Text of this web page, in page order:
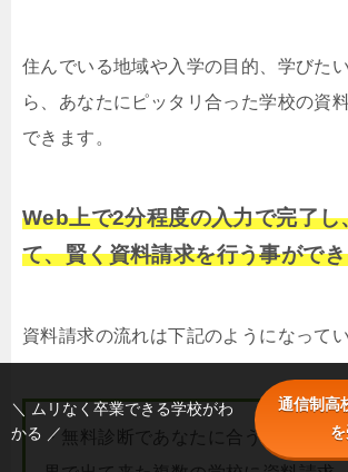
住んでいる地域や入学の目的、学びた
ら、あなたにピッタリ合った学校の資
できます。
Web上で2分程度の入力で完了し
て、賢く資料請求を行う事がで
資料請求の流れは下記のようになってい
・無料診断であなたに合う学校を調
＼ ムリなく卒業できる学校がわ
かる ／
通信制高